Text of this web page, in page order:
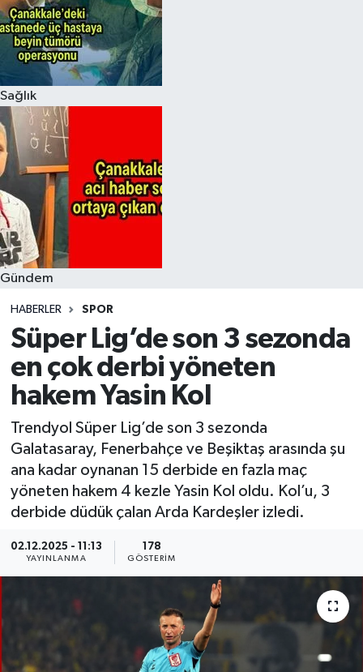
Sağlık
Gündem
HABERLER SPOR
Süper Lig’de son 3 sezonda
en çok derbi yöneten
hakem Yasin Kol
Trendyol Süper Lig’de son 3 sezonda
Galatasaray, Fenerbahçe ve Beşiktaş arasında şu
ana kadar oynanan 15 derbide en fazla maç
yöneten hakem 4 kezle Yasin Kol oldu. Kol’u, 3
derbide düdük çalan Arda Kardeşler izledi.
02.12.2025 - 11:13
YAYINLANMA
178
GÖSTERIM